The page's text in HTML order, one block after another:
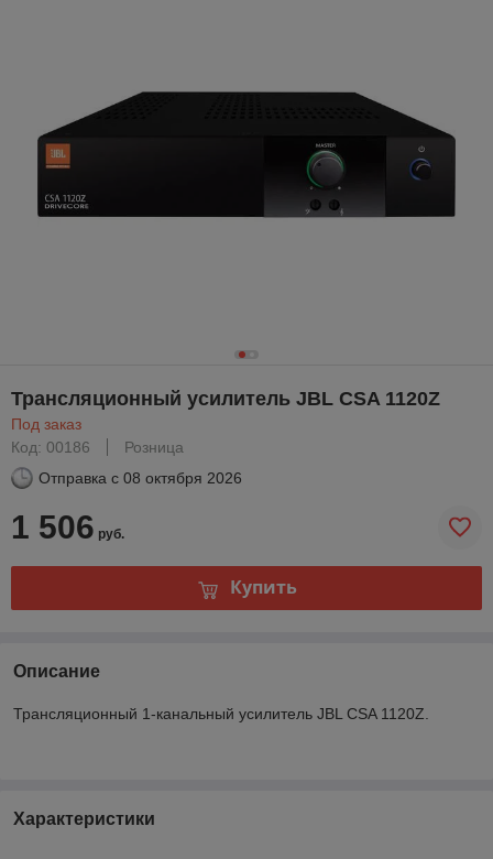
Трансляционный усилитель JBL CSA 1120Z
Под заказ
Код: 00186
Розница
Отправка с 08 октября 2026
1 506 руб.
Купить
Описание
Трансляционный 1-канальный усилитель JBL CSA 1120Z.
Характеристики